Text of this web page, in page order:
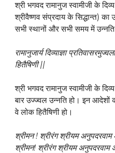
श्री भगवद रामानुज स्वामीजी के
श्रीवैष्णव संप्रदाय के सिद्धान्त) का
सभी स्थानों और सभी समय में उन्नति
रामानुजार्य दिव्याज्ञा
हितैषिणी ||
श्री भगवद रामानुज स्वामीजी के
बार उज्ज्वल उन्नति हो। इन आदेशों
वे लोक हितैषिणी हो।
श्रीमन! श्रीरंग श्रीयम अनुपदरवाम
श्रीमन! श्रीरंग श्रीयम अनुपदरवाम